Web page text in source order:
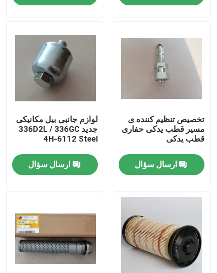
فیلم های
تور کارخانه
کنترل کیفیت
با ما تماس بگیرید
درخواست نقل قول
قطعات یدکی بیل مکانیکی
تخصیص تنظیم کننده ی
مسیر قطب یدکی حفاری
قطب یدکی
ارسال سؤال
لوازم جانبی بیل مکانیکی
جدید 336D2L / 336GC
4H-6112 Steel
ارسال سؤال